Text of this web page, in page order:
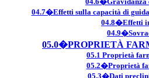
04.7�Effetti sulla capacità di
04.8�Effetti
05.0�PROPRIETÀ
05.1 Proprietà
05.2�Proprietà
05.3�Dati